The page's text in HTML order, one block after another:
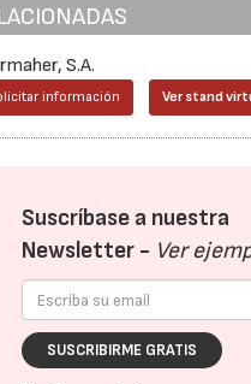
S.A.
información Ver stand
Suscríbase a nuestra
Newsletter - Ver
SUSCRIBIRME GRATIS